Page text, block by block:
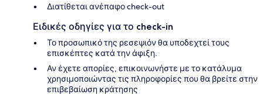
Διατίθεται ανέπαφο check-out
Ειδικές οδηγίες για το check-in
Το προσωπικό της ρεσεψιόν θα υποδεχτεί τους
επισκέπτες κατά την άφιξη.
Αν έχετε απορίες, επικοινωνήστε με το κατάλυμα
χρησιμοποιώντας τις πληροφορίες που θα βρείτε στην
επιβεβαίωση κράτησης